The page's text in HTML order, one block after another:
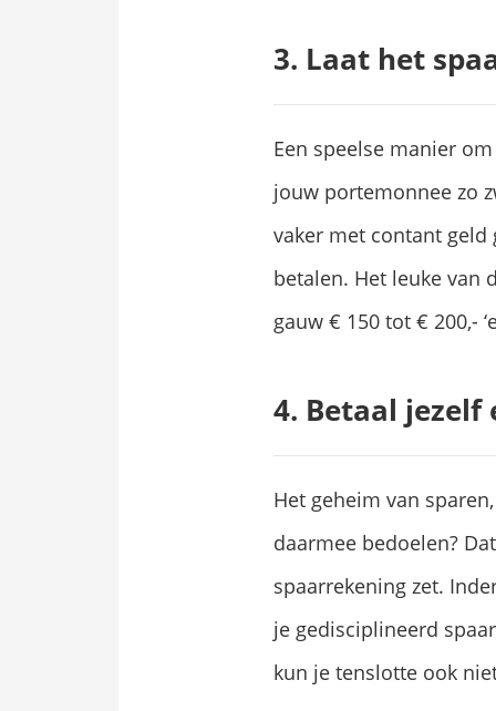
3. Laat het
Een speelse manier
jouw portemonnee zo
vaker met contant
betalen. Het leuke van
gauw € 150 tot € 200,-
4. Betaal jezelf
Het geheim van
daarmee bedoelen?
spaarrekening zet.
je gedisciplineerd
kun je tenslotte ook